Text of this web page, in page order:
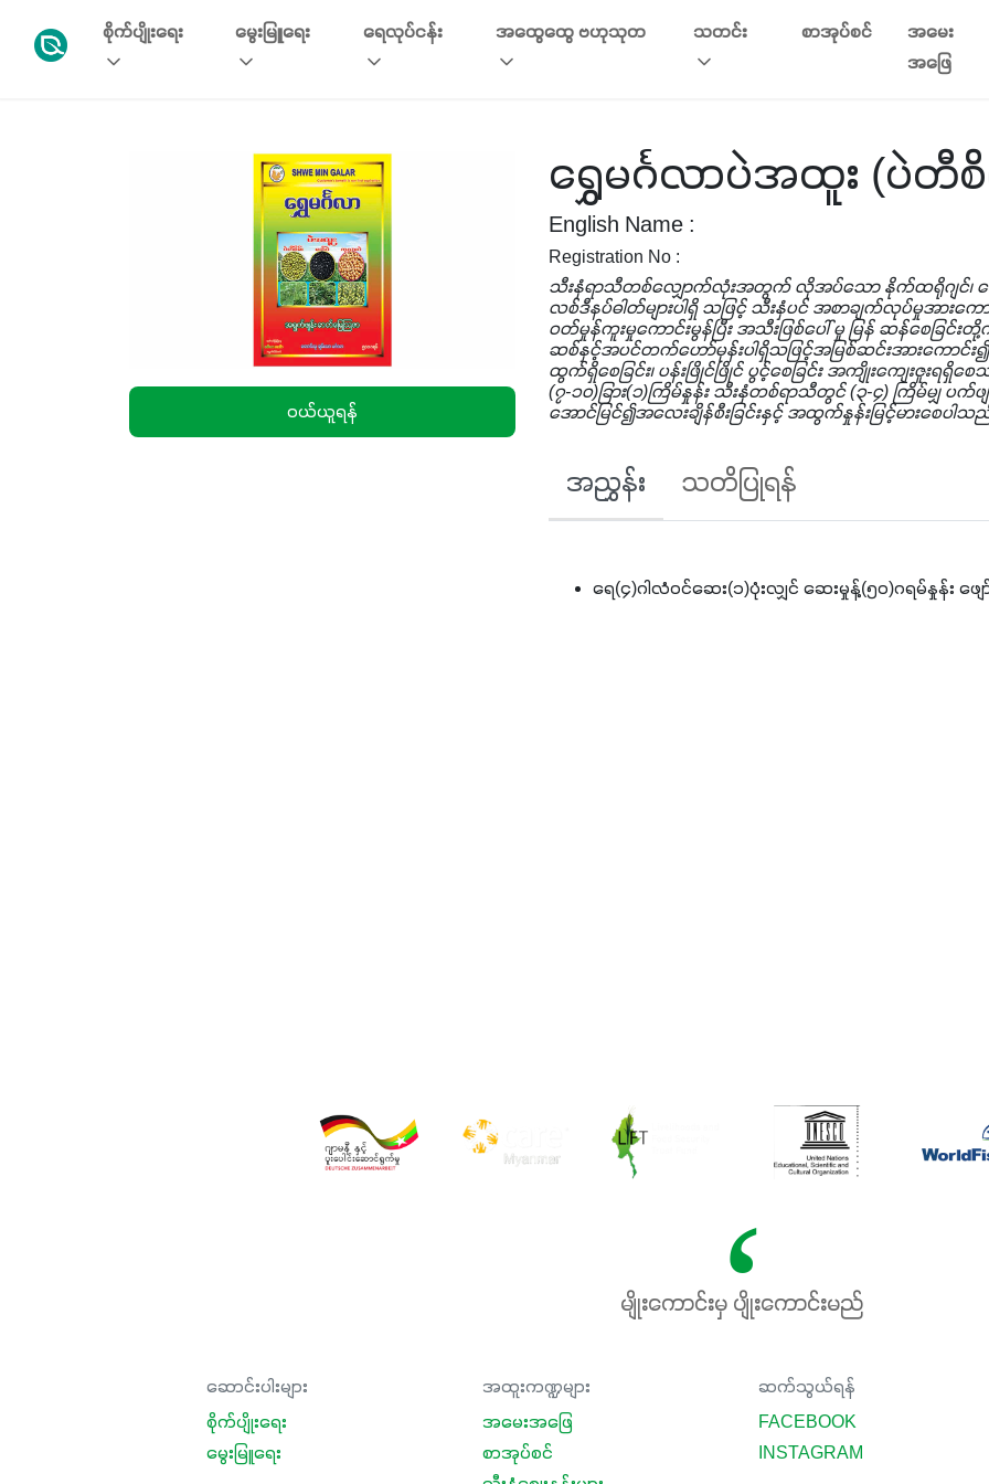
စိုက်ပျိုးရေး မွေးမြူရေး ရေလုပ်ငန်း အထွေထွေ ဗဟုသုတ သတင်း စာအုပ်စင်
အမေး
အဖြေ
၀ယ်ယူရန်
ရွှေမင်္ဂလာပဲအထူး (ပဲတီစိ
English Name :
Registration No :
သီးနှံရာသီတစ်လျှောက်လုံးအတွက် လိုအပ်သော နိုက်ထရိုဂျင်၊ ဖေ
လစ်ဒီနပ်ဓါတ်များပါရှိ သဖြင့် သီးနှံပင် အစာချက်လုပ်မှုအားကောင်းခြ
ဝတ်မှုန်ကူးမှုကောင်းမွန်ပြီး အသီးဖြစ်ပေါ် မှု မြန် ဆန်စေခြ
ဆစ်နှင့်အပင်တက်ဟော်မုန်းပါရှိသဖြင့်အမြစ်ဆင်းအားကောင်း၍အပ
ထွက်ရှိစေခြင်း၊ ပန်းဖြိုင်ဖြိုင် ပွင့်စေခြင်း အကျိုးကျေးဇူးရ
(၇-၁၀)ခြား(၁)ကြိမ်နှုန်း သီးနှံတစ်ရာသီတွင် (၃-၄) ကြိမ်မျှ ပက်ဖ
အောင်မြင်၍အလေးချိန်စီးခြင်းနှင့် အထွက်နှုန်းမြင့်မားစေပါသ
အညွှန်း သတိပြုရန်
ရေ(၄)ဂါလံဝင်ဆေး(၁)ပုံးလျှင် ဆေးမှုန့်(၅၀)ဂရမ်နှုန်း ဖျော်
မျိုးကောင်းမှ ပျိုးကောင်းမည်
ဆောင်းပါးများ
စိုက်ပျိုးရေး
မွေးမြူရေး
အထူးကဏ္ဍများ
အမေးအဖြေ
စာအုပ်စင်
ဆက်သွယ်ရန်
FACEBOOK
INSTAGRAM